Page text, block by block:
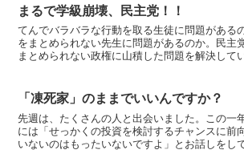
まるで学級崩壊、民主党！！
てんでバラバラな行動を取る生徒に問題がある
をまとめられない先生に問題があるのか。民主
まとめられない政権に山積した問題を解決して
「凍死家」のままでいいんですか？
先週は、たくさんの人と出会いました。この一
には「せっかくの投資を検討するチャンスに前
いないのはもったいないですよ」とお話しをし